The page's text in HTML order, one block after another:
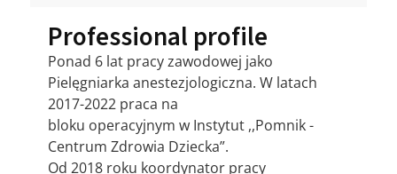
Professional profile
Ponad 6 lat pracy zawodowej jako
Pielęgniarka anestezjologiczna. W latach
2017-2022 praca na
bloku operacyjnym w Instytut ,,Pomnik -
Centrum Zdrowia Dziecka”.
Od 2018 roku koordynator pracy